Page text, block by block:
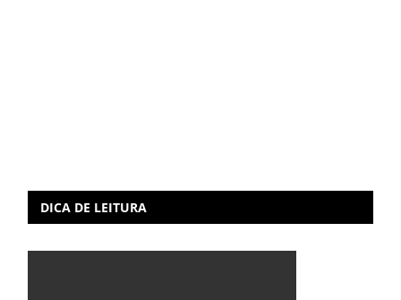
DICA DE LEITURA